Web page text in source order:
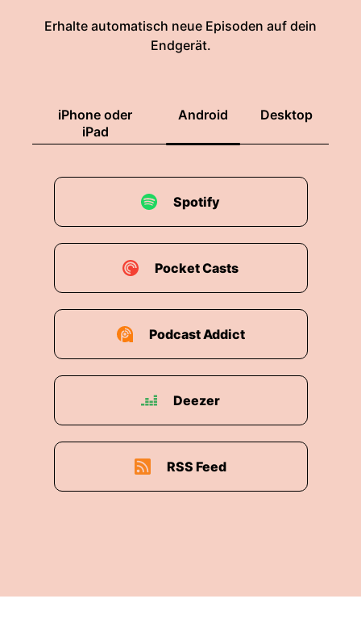
Erhalte automatisch neue Episoden auf dein
Endgerät.
iPhone oder
iPad
Android Desktop
Spotify
Pocket Casts
Podcast Addict
Deezer
RSS Feed